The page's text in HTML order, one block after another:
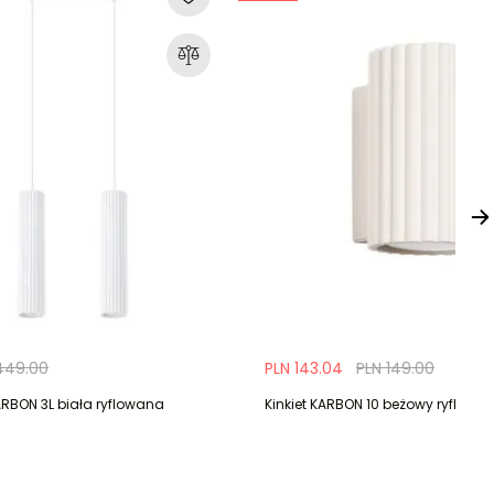
3L biała ryflowana
PLN 149.00
PLN 143.04
Kinkiet KARBON 10 beżowy